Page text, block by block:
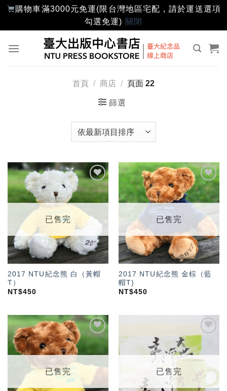
購物車滿3000元免運(限台灣地區宅配，請於運送選項
勾選免運) 關閉
首頁 / 商店 / 頁面 22
篩選
加入
「願
望輕
已售完
2017 NTU紀念熊 白（黃帽
T）
NT$450
加入
「願
望輕
已售完
2017 NTU紀念熊 金棕（藍
帽T)
NT$450
望輕
已售完
加入
望輕
已售完